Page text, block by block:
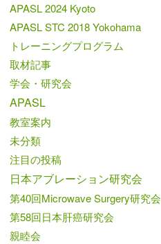
APASL 2024 Kyoto
APASL STC 2018 Yokohama
トレーニングプログラム
取材記事
学会・研究会
APASL
教室案内
未分類
注目の投稿
日本アブレーション研究会
第40回Microwave Surgery研究会
第58回日本肝癌研究会
親睦会